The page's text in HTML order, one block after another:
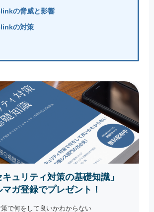
の脅威と影響
の対策
ュリティ対策の基礎知識」
マガ登録でプレゼント！
で何をして良いかわからない